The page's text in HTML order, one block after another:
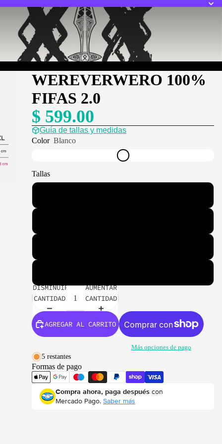
WEREVERWERO 100%
FIFAS 2.0
$ 599.00
Guía de tallas y medidas
Color Blanco
Tallas
DISMINUIR
CANTIDAD
AUMENTAR
CANTIDAD
AGREGAR AL CARRITO
Más opciones de pago
5 restantes
Formas de pago
Compra ahora, paga después con
Mercado Pago. Saber más